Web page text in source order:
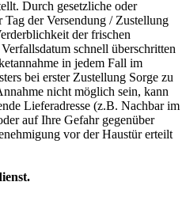
Durch gesetzliche oder
Tag der Versendung / Zustellung
der frischen
schnell überschritten
in jedem Fall im
bei erster Zustellung Sorge zu
nicht möglich sein, kann
Lieferadresse (z.B. Nachbar im
auf Ihre Gefahr gegenüber
vor der Haustür erteilt